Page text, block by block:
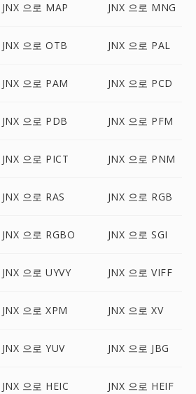
JNX 으로 MAP JNX 으로 MNG
JNX 으로 OTB JNX 으로 PAL
JNX 으로 PAM JNX 으로 PCD
JNX 으로 PDB JNX 으로 PFM
JNX 으로 PICT JNX 으로 PNM
JNX 으로 RAS JNX 으로 RGB
JNX 으로 RGBO JNX 으로 SGI
JNX 으로 UYVY JNX 으로 VIFF
JNX 으로 XPM JNX 으로 XV
JNX 으로 YUV JNX 으로 JBG
JNX 으로 HEIC JNX 으로 HEIF